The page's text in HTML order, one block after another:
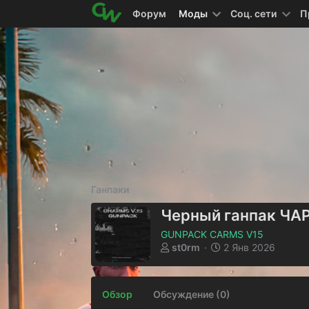
Форум Моды Соц. сети
Ганпаки
Черный ганпак
GUNPACK CARMS V15
А
р
st0rm
Д
с
2 Янв 2026
Обзор Обсуждение (0)